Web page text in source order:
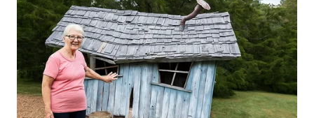
WN
TANJUNG
LESUNG
WN
KARO